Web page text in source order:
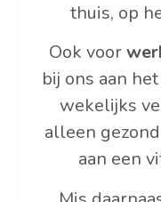
thuis, op
Ook voor
bij ons aan
wekelijks
alleen
aan een